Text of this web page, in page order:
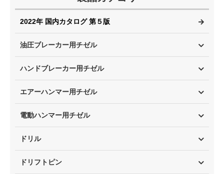
2022年 国内カタログ 第５版
油圧ブレーカー用チゼル
ハンドブレーカー用チゼル
エアーハンマー用チゼル
電動ハンマー用チゼル
ドリル
ドリフトピン